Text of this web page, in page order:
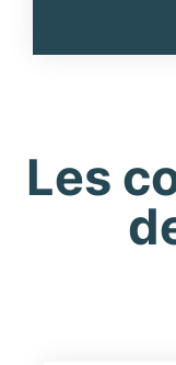
Les